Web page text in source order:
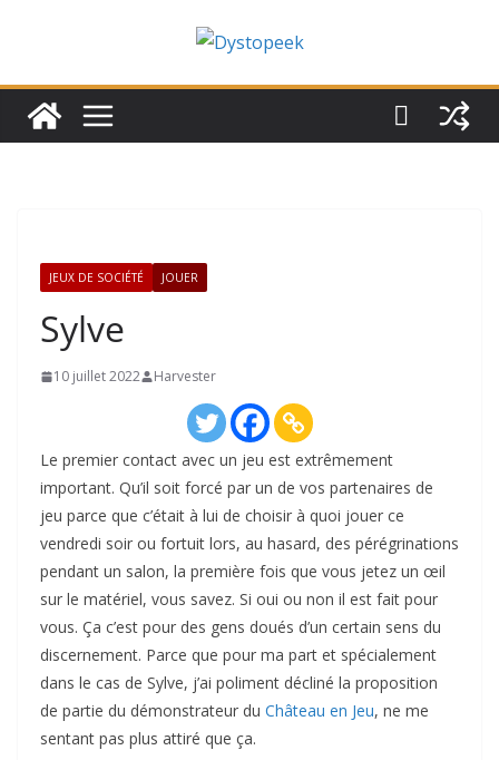
JEUX DE SOCIÉTÉ JOUER
Sylve
10 juillet 2022 Harvester
Le premier contact avec un jeu est extrêmement
important. Qu’il soit forcé par un de vos partenaires de
jeu parce que c’était à lui de choisir à quoi jouer ce
vendredi soir ou fortuit lors, au hasard, des pérégrinations
pendant un salon, la première fois que vous jetez un œil
sur le matériel, vous savez. Si oui ou non il est fait pour
vous. Ça c’est pour des gens doués d’un certain sens du
discernement. Parce que pour ma part et spécialement
dans le cas de Sylve, j’ai poliment décliné la proposition
de partie du démonstrateur du Château en Jeu, ne me
sentant pas plus attiré que ça.